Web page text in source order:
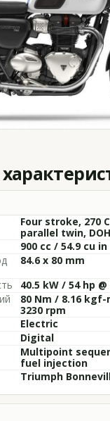
Four stroke, 270
parallel twin,
900 cc / 54.9 cu in
84.6 x 80 mm
40.5 kW / 54 hp
80 Nm / 8.16
3230 rpm
Electric
Digital
Multipoint
fuel injection
Triumph